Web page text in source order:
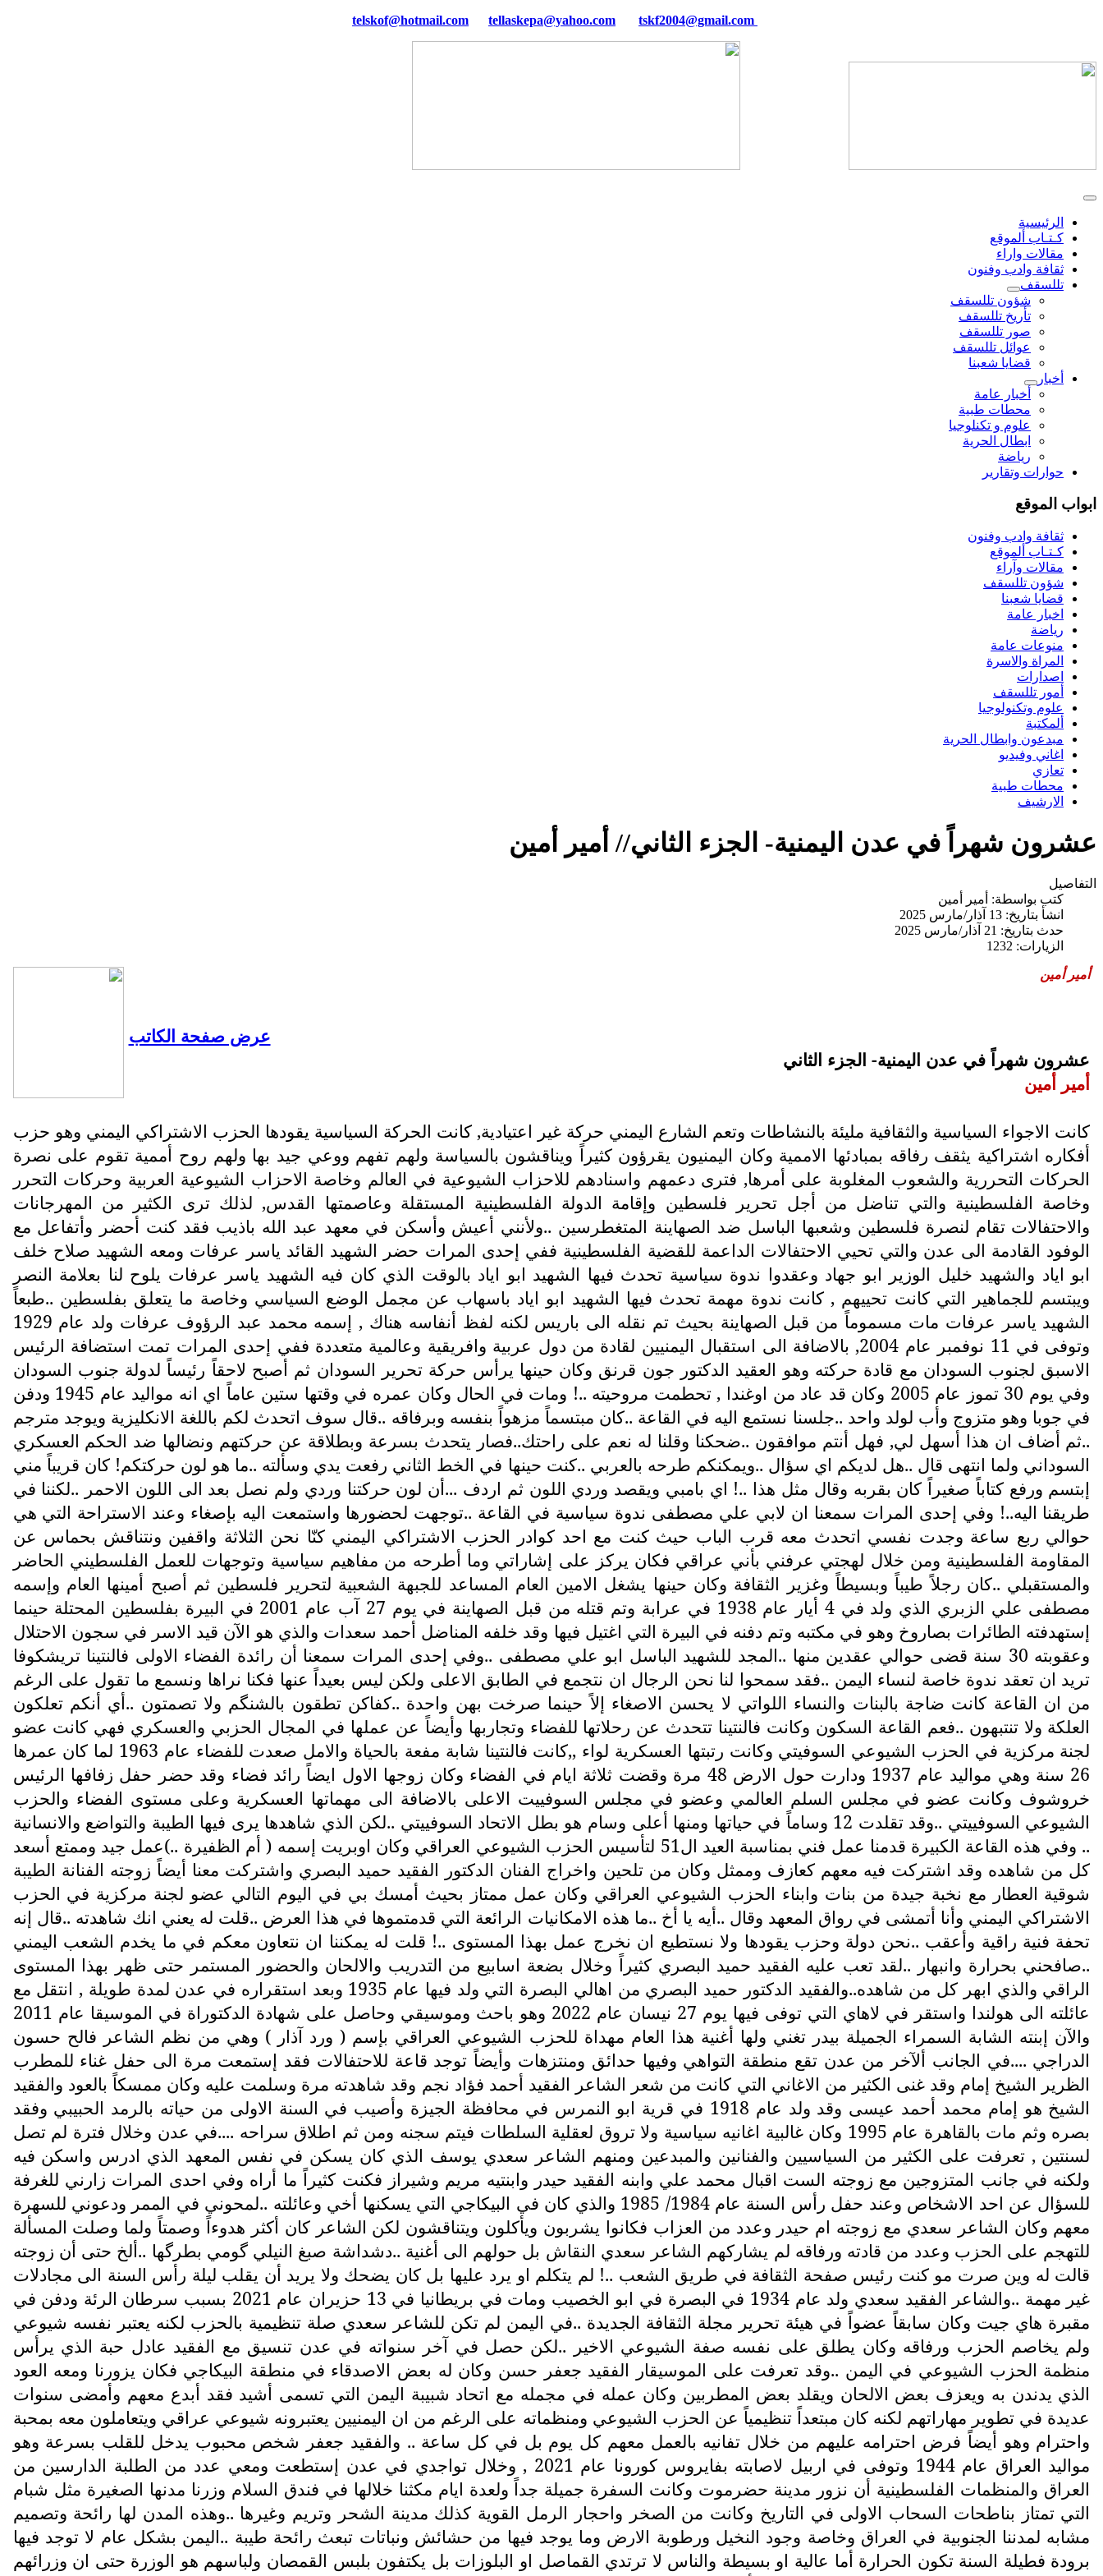
tellaskepa@yahoo.com tskf2004@gmail.com
الرئيسية
كـتـاب ألموقع
مقالات واراء
ثقافة وادب وفنون
تللسقف
شؤون تللسقف
تأريخ تللسقف
صور تللسقف
عوائل تللسقف
قضايا شعبنا
أخبار
أخبار عامة
محطات طبية
علوم و تکنلوجیا
ابطال الحرية
رياضة
حوارات وتقارير
ابواب الموقع
ثقافة وادب وفنون
كـتـاب ألموقع
مقالات وآراء
شؤون تللسقف
قضايا شعبنا
اخبار عامة
رياضة
منوعات عامة
المراة والاسرة
اصدارات
أمور تللسقف
علوم وتكنولوجيا
ألمكتبة
مبدعون وابطال الحرية
اغاني وفيديو
تعازي
محطات طبية
الارشيف
عشرون شهراً في عدن اليمنية- الجزء الثاني// أمير أمين
التفاصيل
كتب بواسطة: أمير أمين
انشأ بتاريخ: 13 آذار/مارس 2025
حدث بتاريخ: 21 آذار/مارس 2025
الزيارات: 1232
أمير أمين
عرض صفحة الكاتب
عشرون شهراً في عدن اليمنية- الجزء الثاني
أمير أمين
كانت الاجواء السياسية والثقافية مليئة بالنشاطات وتعم الشارع اليمني حركة غير اعتيادية, كانت الحركة السياسية يقودها الحزب الاشتراكي اليمني وهو حزب
أفكاره اشتراكية يثقف رفاقه بمبادئها الاممية وكان اليمنيون يقرؤون كثيراً ويناقشون بالسياسة ولهم تفهم ووعي جيد بها ولهم روح أممية تقوم على نصرة
الحركات التحررية والشعوب المغلوبة على أمرها, فترى دعمهم واسنادهم للاحزاب الشيوعية في العالم وخاصة الاحزاب الشيوعية العربية وحركات التحرر
وخاصة الفلسطينية والتي تناضل من أجل تحرير فلسطين وإقامة الدولة الفلسطينية المستقلة وعاصمتها القدس, لذلك ترى الكثير من المهرجانات
والاحتفالات تقام لنصرة فلسطين وشعبها الباسل ضد الصهاينة المتغطرسين ..ولأنني أعيش وأسكن في معهد عبد الله باذيب فقد كنت أحضر وأتفاعل مع
الوفود القادمة الى عدن والتي تحيي الاحتفالات الداعمة للقضية الفلسطينية ففي إحدى المرات حضر الشهيد القائد ياسر عرفات ومعه الشهيد صلاح خلف
ابو اياد والشهيد خليل الوزير ابو جهاد وعقدوا ندوة سياسية تحدث فيها الشهيد ابو اياد بالوقت الذي كان فيه الشهيد ياسر عرفات يلوح لنا بعلامة النصر
ويبتسم للجماهير التي كانت تحييهم , كانت ندوة مهمة تحدث فيها الشهيد ابو اياد باسهاب عن مجمل الوضع السياسي وخاصة ما يتعلق بفلسطين ..طبعاً
الشهيد ياسر عرفات مات مسموماً من قبل الصهاينة بحيث تم نقله الى باريس لكنه لفظ أنفاسه هناك , إسمه محمد عبد الرؤوف عرفات ولد عام 1929
وتوفى في 11 نوفمبر عام 2004, بالاضافة الى استقبال اليمنيين لقادة من دول عربية وافريقية وعالمية متعددة ففي إحدى المرات تمت استضافة الرئيس
الاسبق لجنوب السودان مع قادة حركته وهو العقيد الدكتور جون قرنق وكان حينها يرأس حركة تحرير السودان ثم أصبح لاحقاً رئيساً لدولة جنوب السودان
وفي يوم 30 تموز عام 2005 وكان قد عاد من اوغندا , تحطمت مروحيته ..! ومات في الحال وكان عمره في وقتها ستين عاماً اي انه مواليد عام 1945 ودفن
في جوبا وهو متزوج وأب لولد واحد ..جلسنا نستمع اليه في القاعة ..كان مبتسماً مزهواً بنفسه وبرفاقه ..قال سوف اتحدث لكم باللغة الانكليزية ويوجد مترجم
..ثم أضاف ان هذا أسهل لي, فهل أنتم موافقون ..ضحكنا وقلنا له نعم على راحتك..فصار يتحدث بسرعة وبطلاقة عن حركتهم ونضالها ضد الحكم العسكري
السوداني ولما انتهى قال ..هل لديكم اي سؤال ..ويمكنكم طرحه بالعربي ..كنت حينها في الخط الثاني رفعت يدي وسألته ..ما هو لون حركتكم! كان قريباً مني
إبتسم ورفع كتاباً صغيراً كان بقربه وقال مثل هذا ..! اي بامبي ويقصد وردي اللون ثم اردف ...أن لون حركتنا وردي ولم نصل بعد الى اللون الاحمر ..لكننا في
طريقنا اليه..! وفي إحدى المرات سمعنا ان لابي علي مصطفى ندوة سياسية في القاعة ..توجهت لحضورها واستمعت اليه بإصغاء وعند الاستراحة التي هي
حوالي ربع ساعة وجدت نفسي اتحدث معه قرب الباب حيث كنت مع احد كوادر الحزب الاشتراكي اليمني كنّا نحن الثلاثة واقفين ونتناقش بحماس عن
المقاومة الفلسطينية ومن خلال لهجتي عرفني بأني عراقي فكان يركز على إشاراتي وما أطرحه من مفاهيم سياسية وتوجهات للعمل الفلسطيني الحاضر
والمستقبلي ..كان رجلاً طيباً وبسيطاً وغزير الثقافة وكان حينها يشغل الامين العام المساعد للجبهة الشعبية لتحرير فلسطين ثم أصبح أمينها العام وإسمه
مصطفى علي الزبري الذي ولد في 4 أيار عام 1938 في عرابة وتم قتله من قبل الصهاينة في يوم 27 آب عام 2001 في البيرة بفلسطين المحتلة حينما
إستهدفته الطائرات بصاروخ وهو في مكتبه وتم دفنه في البيرة التي اغتيل فيها وقد خلفه المناضل أحمد سعدات والذي هو الآن قيد الاسر في سجون الاحتلال
وعقوبته 30 سنة قضى حوالي عقدين منها ..المجد للشهيد الباسل ابو علي مصطفى ..وفي إحدى المرات سمعنا أن رائدة الفضاء الاولى فالنتينا تريشكوفا
تريد ان تعقد ندوة خاصة لنساء اليمن ..فقد سمحوا لنا نحن الرجال ان نتجمع في الطابق الاعلى ولكن ليس بعيداً عنها فكنا نراها ونسمع ما تقول على الرغم
من ان القاعة كانت ضاجة بالبنات والنساء اللواتي لا يحسن الاصغاء إلاً حينما صرخت بهن واحدة ..كفاكن تطقون بالشنگم ولا تصمتون ..أي أنكم تعلكون
العلكة ولا تنتبهون ..فعم القاعة السكون وكانت فالنتينا تتحدث عن رحلاتها للفضاء وتجاربها وأيضاً عن عملها في المجال الحزبي والعسكري فهي كانت عضو
لجنة مركزية في الحزب الشيوعي السوفيتي وكانت رتبتها العسكرية لواء ,,كانت فالنتينا شابة مفعة بالحياة والامل صعدت للفضاء عام 1963 لما كان عمرها
26 سنة وهي مواليد عام 1937 ودارت حول الارض 48 مرة وقضت ثلاثة ايام في الفضاء وكان زوجها الاول ايضاً رائد فضاء وقد حضر حفل زفافها الرئيس
خروشوف وكانت عضو في مجلس السلم العالمي وعضو في مجلس السوفييت الاعلى بالاضافة الى مهماتها العسكرية وعلى مستوى الفضاء والحزب
الشيوعي السوفييتي ..وقد تقلدت 12 وساماً في حياتها ومنها أعلى وسام هو بطل الاتحاد السوفييتي ..لكن الذي شاهدها يرى فيها الطيبة والتواضع والانسانية
.. وفي هذه القاعة الكبيرة قدمنا عمل فني بمناسبة العيد ال51 لتأسيس الحزب الشيوعي العراقي وكان اوبريت إسمه ( أم الظفيرة ..)عمل جيد وممتع أسعد
كل من شاهده وقد اشتركت فيه معهم كعازف وممثل وكان من تلحين واخراج الفنان الدكتور الفقيد حميد البصري واشتركت معنا أيضاً زوجته الفنانة الطيبة
شوقية العطار مع نخبة جيدة من بنات وابناء الحزب الشيوعي العراقي وكان عمل ممتاز بحيث أمسك بي في اليوم التالي عضو لجنة مركزية في الحزب
الاشتراكي اليمني وأنا أتمشى في رواق المعهد وقال ..أيه يا أخ ..ما هذه الامكانيات الرائعة التي قدمتموها في هذا العرض ..قلت له يعني انك شاهدته ..قال إنه
تحفة فنية راقية وأعقب ..نحن دولة وحزب يقودها ولا نستطيع ان نخرج عمل بهذا المستوى ..! قلت له يمكننا ان نتعاون معكم في ما يخدم الشعب اليمني
..صافحني بحرارة وانبهار ..لقد تعب عليه الفقيد حميد البصري كثيراً وخلال بضعة اسابيع من التدريب والالحان والحضور المستمر حتى ظهر بهذا المستوى
الراقي والذي ابهر كل من شاهده..والفقيد الدكتور حميد البصري من اهالي البصرة التي ولد فيها عام 1935 وبعد استقراره في عدن لمدة طويلة , انتقل مع
عائلته الى هولندا واستقر في لاهاي التي توفى فيها يوم 27 نيسان عام 2022 وهو باحث وموسيقي وحاصل على شهادة الدكتوراة في الموسيقا عام 2011
والآن إبنته الشابة السمراء الجميلة بيدر تغني ولها أغنية هذا العام مهداة للحزب الشيوعي العراقي بإسم ( ورد آذار ) وهي من نظم الشاعر فالح حسون
الدراجي ....في الجانب ألآخر من عدن تقع منطقة التواهي وفيها حدائق ومنتزهات وأيضاً توجد قاعة للاحتفالات فقد إستمعت مرة الى حفل غناء للمطرب
الظرير الشيخ إمام وقد غنى الكثير من الاغاني التي كانت من شعر الشاعر الفقيد أحمد فؤاد نجم وقد شاهدته مرة وسلمت عليه وكان ممسكاً بالعود والفقيد
الشيخ هو إمام محمد أحمد عيسى وقد ولد عام 1918 في قرية ابو النمرس في محافظة الجيزة وأصيب في السنة الاولى من حياته بالرمد الحبيبي وفقد
بصره وثم مات بالقاهرة عام 1995 وكان غالبية اغانيه سياسية ولا تروق لعقلية السلطات فيتم سجنه ومن ثم اطلاق سراحه ....في عدن وخلال فترة لم تصل
لسنتين , تعرفت على الكثير من السياسيين والفنانين والمبدعين ومنهم الشاعر سعدي يوسف الذي كان يسكن في نفس المعهد الذي ادرس واسكن فيه
ولكنه في جانب المتزوجين مع زوجته الست اقبال محمد علي وابنه الفقيد حيدر وابنتيه مريم وشيراز فكنت كثيراً ما أراه وفي احدى المرات زارني للغرفة
للسؤال عن احد الاشخاص وعند حفل رأس السنة عام 1984/ 1985 والذي كان في البيكاجي التي يسكنها أخي وعائلته ..لمحوني في الممر ودعوني للسهرة
معهم وكان الشاعر سعدي مع زوجته ام حيدر وعدد من العزاب فكانوا يشربون ويأكلون ويتناقشون لكن الشاعر كان أكثر هدوءاً وصمتاً ولما وصلت المسألة
للتهجم على الحزب وعدد من قادته ورفاقه لم يشاركهم الشاعر سعدي النقاش بل حولهم الى أغنية ..دشداشة صبغ النيلي گومي بطرگها ..ألخ حتى أن زوجته
قالت له وين صرت مو كنت رئيس صفحة الثقافة في طريق الشعب ..! لم يتكلم او يرد عليها بل كان يضحك ولا يريد أن يقلب ليلة رأس السنة الى مجادلات
غير مهمة ..والشاعر الفقيد سعدي ولد عام 1934 في البصرة في ابو الخصيب ومات في بريطانيا في 13 حزيران عام 2021 بسبب سرطان الرئة ودفن في
مقبرة هاي جيت وكان سابقاً عضواً في هيئة تحرير مجلة الثقافة الجديدة ..في اليمن لم تكن للشاعر سعدي صلة تنظيمية بالحزب لكنه يعتبر نفسه شيوعي
ولم يخاصم الحزب ورفاقه وكان يطلق على نفسه صفة الشيوعي الاخير ..لكن حصل في آخر سنواته في عدن تنسيق مع الفقيد عادل حبة الذي يرأس
منظمة الحزب الشيوعي في اليمن ..وقد تعرفت على الموسيقار الفقيد جعفر حسن وكان له بعض الاصدقاء في منطقة البيكاجي فكان يزورنا ومعه العود
الذي يدندن به ويعزف بعض الالحان ويقلد بعض المطربين وكان عمله في مجمله مع اتحاد شبيبة اليمن التي تسمى أشيد فقد أبدع معهم وأمضى سنوات
عديدة في تطوير مهاراتهم لكنه كان مبتعداً تنظيمياً عن الحزب الشيوعي ومنظماته على الرغم من ان اليمنيين يعتبرونه شيوعي عراقي ويتعاملون معه بمحبة
واحترام وهو أيضاً فرض احترامه عليهم من خلال تفانيه بالعمل معهم كل يوم بل في كل ساعة .. والفقيد جعفر شخص محبوب يدخل للقلب بسرعة وهو
مواليد العراق عام 1944 وتوفى في اربيل لاصابته بفايروس كورونا عام 2021 , وخلال تواجدي في عدن إستطعت ومعي عدد من الطلبة الدارسين من
العراق والمنظمات الفلسطينية أن نزور مدينة حضرموت وكانت السفرة جميلة جداً ولعدة ايام مكثنا خلالها في فندق السلام وزرنا مدنها الصغيرة مثل شبام
التي تمتاز بناطحات السحاب الاولى في التاريخ وكانت من الصخر واحجار الرمل القوية كذلك مدينة الشحر وتريم وغيرها ..وهذه المدن لها رائحة وتصميم
مشابه لمدننا الجنوبية في العراق وخاصة وجود النخيل ورطوبة الارض وما يوجد فيها من حشائش ونباتات تبعث رائحة طيبة ..اليمن بشكل عام لا توجد فيها
برودة فطيلة السنة تكون الحرارة أما عالية او بسيطة والناس لا ترتدي القماصل او البلوزات بل يكتفون بلبس القمصان ولباسهم هو الوزرة حتى ان وزرائهم